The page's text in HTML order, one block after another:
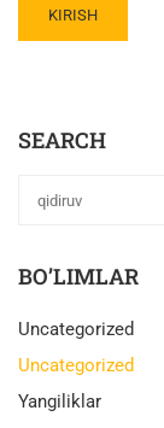
SEARCH
BO’LIMLAR
Uncategorized
Uncategorized
Yangiliklar